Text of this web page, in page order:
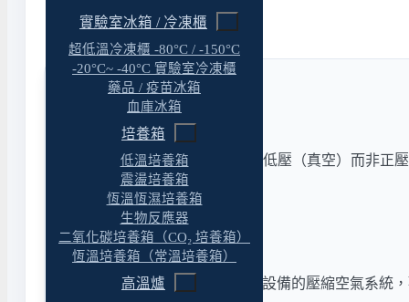
實驗室冰箱 / 冷凍櫃
超低溫冷凍櫃 -80°C / -150°C
-20°C~ -40°C 實驗室冷凍櫃
藥品 / 疫苗冰箱
血庫冰箱
培養箱
低溫培養箱
震盪培養箱
恆溫恆濕培養箱
生物反應器
二氧化碳培養箱（CO₂ 培養箱）
恆溫培養箱（常溫培養箱）
高溫爐
相關設備與服務
真空幫浦選購總覽
— 需要低壓（真空）而非正
實驗室規劃與建置經理人
實驗室建置完整解決方案
科學儀器經理人
需要評估供氣需求或配置多台設備的壓縮空氣系統